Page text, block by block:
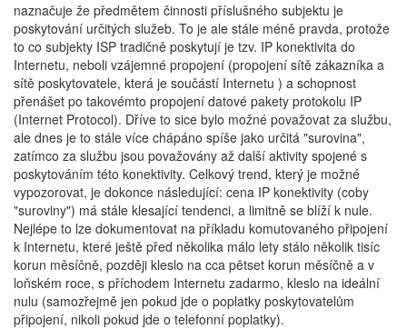
naznačuje že předmětem činnosti příslušného subjektu je
poskytování určitých služeb. To je ale stále méně pravda, protože
to co subjekty ISP tradičně poskytují je tzv. IP konektivita do
Internetu, neboli vzájemné propojení (propojení sítě zákazníka a
sítě poskytovatele, která je součástí Internetu ) a schopnost
přenášet po takovémto propojení datové pakety protokolu IP
(Internet Protocol). Dříve to sice bylo možné považovat za službu,
ale dnes je to stále více chápáno spíše jako určitá "surovina",
zatímco za službu jsou považovány až další aktivity spojené s
poskytováním této konektivity. Celkový trend, který je možné
vypozorovat, je dokonce následující: cena IP konektivity (coby
"suroviny") má stále klesající tendenci, a limitně se blíží k nule.
Nejlépe to lze dokumentovat na příkladu komutovaného připojení
k Internetu, které ještě před několika málo lety stálo několik tisíc
korun měsíčně, později kleslo na cca pětset korun měsíčně a v
loňském roce, s příchodem Internetu zadarmo, kleslo na ideální
nulu (samozřejmě jen pokud jde o poplatky poskytovatelům
připojení, nikoli pokud jde o telefonní poplatky).